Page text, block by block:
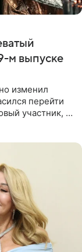
м выпуске
изменил
перейти
участник, а